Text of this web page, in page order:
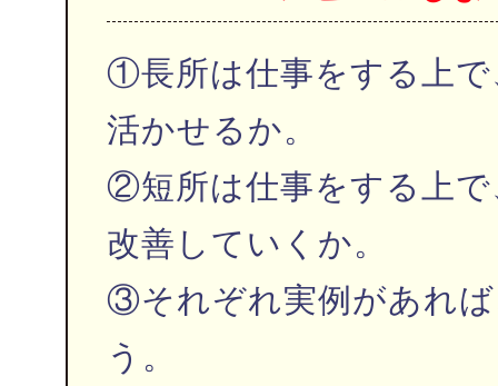
①長所は仕事をする上
活かせるか。
②短所は仕事をする上
改善していくか。
③それぞれ実例があれ
う。